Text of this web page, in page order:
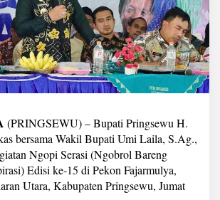
1
5
,
B
u
p
a
P
r
i
n
g
s
(PRINGSEWU) – Bupati Pringsewu H.
bersama Wakil Bupati Umi Laila, S.Ag.,
Ngopi Serasi (Ngobrol Bareng
Edisi ke-15 di Pekon Fajarmulya,
Utara, Kabupaten Pringsewu, Jumat